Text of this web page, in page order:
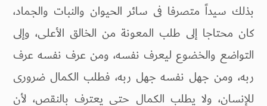
بذلك سيداً متصرفا فى سائر الحيوان والنبات والجماد،
كان محتاجا إلى طلب المعونة من الخالق الأعلى، وإلى
التواضع والخضوع ليعرف نفسه، ومن عرف نفسه عرف
ربه، ومن جهل نفسه جهل ربه، فطلب الكمال ضرورى
للإنسان، ولا يطلب الكمال حتى يعترف بالنقص، لأن